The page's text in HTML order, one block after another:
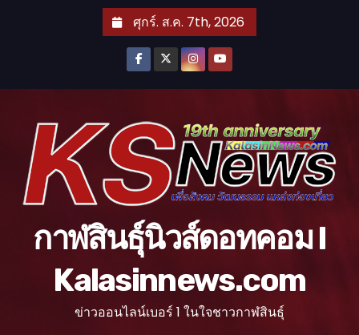
ศุกร์. ส.ค. 7th, 2026
กาฬสินธุ์นิวส์ดอทคอม l
Kalasinnews.com
ข่าวออนไลน์เบอร์ 1 ในใจชาวกาฬสินธุ์